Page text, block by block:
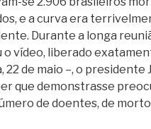
e a curva era
Durante a longa
vídeo, liberado
de maio –, o presidente
que demonstrasse
de doentes, de